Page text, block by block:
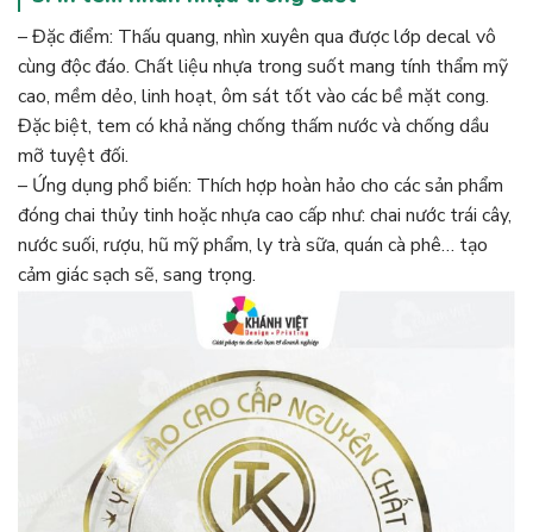
– Đặc điểm: Thấu quang, nhìn xuyên qua được lớp decal vô
cùng độc đáo. Chất liệu nhựa trong suốt mang tính thẩm mỹ
cao, mềm dẻo, linh hoạt, ôm sát tốt vào các bề mặt cong.
Đặc biệt, tem có khả năng chống thấm nước và chống dầu
mỡ tuyệt đối.
– Ứng dụng phổ biến: Thích hợp hoàn hảo cho các sản phẩm
đóng chai thủy tinh hoặc nhựa cao cấp như: chai nước trái cây,
nước suối, rượu, hũ mỹ phẩm, ly trà sữa, quán cà phê… tạo
cảm giác sạch sẽ, sang trọng.